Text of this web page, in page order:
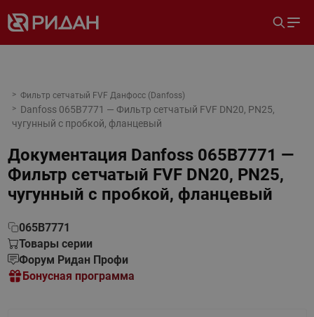
Фильтр сетчатый FVF Данфосс (Danfoss)
Danfoss 065B7771 — Фильтр сетчатый FVF DN20, PN25,
чугунный с пробкой, фланцевый
Документация Danfoss 065B7771 —
Фильтр сетчатый FVF DN20, PN25,
чугунный с пробкой, фланцевый
065B7771
Товары серии
Форум Ридан Профи
Бонусная программа